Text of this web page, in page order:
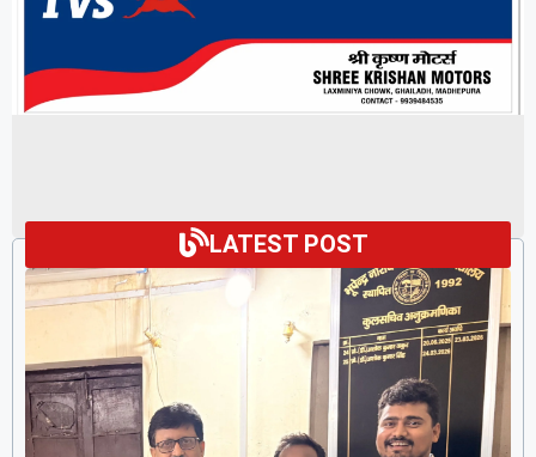
LATEST POST